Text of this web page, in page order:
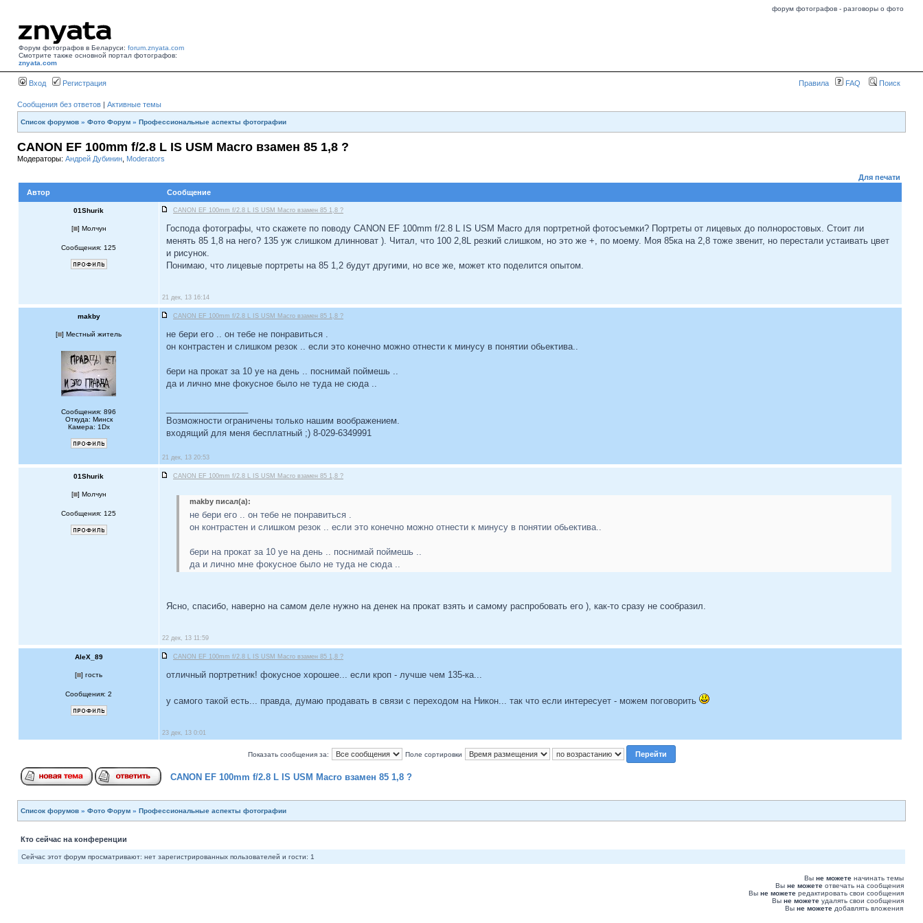
форум фотографов - разговоры о фото
Форум фотографов в Беларуси: forum.znyata.com
Смотрите также основной портал фотографов:
znyata.com
Вход Регистрация Правила FAQ Поиск
Сообщения без ответов | Активные темы
Список форумов » Фото Форум » Профессиональные аспекты фотографии
CANON EF 100mm f/2.8 L IS USM Macro взамен 85 1,8 ?
Модераторы: Андрей Дубинин Moderators
Для печати
Автор
Сообщение
01Shurik CANON EF 100mm f/2.8 L IS USM Macro взамен 85 1,8 ?
[ ] Молчун
Сообщения: 125
Господа фотографы, что скажете по поводу CANON EF 100mm f/2.8 L IS USM Macro для портретной фотосъемки? Портреты от лицевых до полноростовых. Стоит ли
менять 85 1,8 на него? 135 уж слишком длинноват ). Читал, что 100 2,8L резкий слишком, но это же +, по моему. Моя 85ка на 2,8 тоже звенит, но перестали устаивать цвет
и рисунок.
Понимаю, что лицевые портреты на 85 1,2 будут другими, но все же, может кто поделится опытом.
21 дек, 13 16:14
makby CANON EF 100mm f/2.8 L IS USM Macro взамен 85 1,8 ?
[ ] Местный житель
Сообщения: 896
Откуда: Минск
Камера: 1Dx
не бери его .. он тебе не понравиться .
он контрастен и слишком резок .. если это конечно можно отнести к минусу в понятии обьектива..
бери на прокат за 10 уе на день .. поснимай поймешь ..
да и лично мне фокусное было не туда не сюда ..
Возможности ограничены только нашим воображением.
входящий для меня бесплатный ;) 8-029-6349991
21 дек, 13 20:53
01Shurik CANON EF 100mm f/2.8 L IS USM Macro взамен 85 1,8 ?
[ ] Молчун
Сообщения: 125
makby писал(а):
не бери его .. он тебе не понравиться .
он контрастен и слишком резок .. если это конечно можно отнести к минусу в понятии обьектива..
бери на прокат за 10 уе на день .. поснимай поймешь ..
да и лично мне фокусное было не туда не сюда ..
Ясно, спасибо, наверно на самом деле нужно на денек на прокат взять и самому распробовать его ), как-то сразу не сообразил.
22 дек, 13 11:59
AleX_89 CANON EF 100mm f/2.8 L IS USM Macro взамен 85 1,8 ?
[ ] гость
Сообщения: 2
отличный портретник! фокусное хорошее... если кроп - лучше чем 135-ка...
у самого такой есть... правда, думаю продавать в связи с переходом на Никон... так что если интересует - можем поговорить
23 дек, 13 0:01
Показать сообщения за: Поле сортировки
CANON EF 100mm f/2.8 L IS USM Macro взамен 85 1,8 ?
Список форумов » Фото Форум » Профессиональные аспекты фотографии
Кто сейчас на конференции
Сейчас этот форум просматривают: нет зарегистрированных пользователей и гости: 1
Вы не можете начинать темы
Вы не можете отвечать на сообщения
Вы не можете редактировать свои сообщения
Вы не можете удалять свои сообщения
Вы не можете добавлять вложения